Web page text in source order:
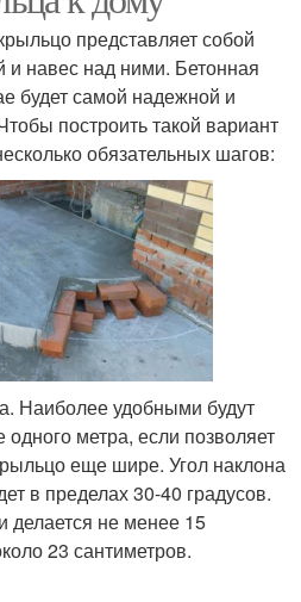
представляет собой
и навес над ними. Бетонная
будет самой надежной и
построить такой вариант
обязательных шагов:
Наиболее удобными будут
метра, если позволяет
еще шире. Угол наклона
в пределах 30-40 градусов.
делается не менее 15
23 сантиметров.